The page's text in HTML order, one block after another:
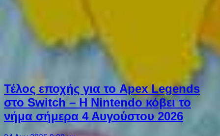
Τέλος εποχής για το Apex Legends
στο Switch – Η Nintendo κόβει το
νήμα σήμερα 4 Αυγούστου 2026